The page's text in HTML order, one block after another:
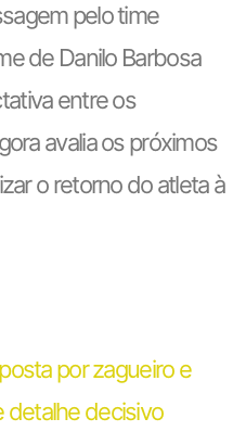
pelo time
de Danilo Barbosa
entre os
avalia os próximos
o retorno do atleta à
por zagueiro e
detalhe decisivo